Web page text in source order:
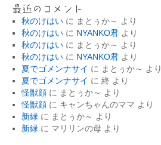
の
投
稿
最近のコメント
秋のけはいに まとぅか～ より
秋のけはいに NYANKO君より
秋のけはいに まとぅか～ より
秋のけはいに NYANKO君より
夏でゴメンナサイ に まとぅか～ より
夏でゴメンナサイ に 終 より
怪獣顔に まとぅか～ より
怪獣顔に キャンちゃんのママ より
新緑 に まとぅか～ より
新緑 に マリリンの母より